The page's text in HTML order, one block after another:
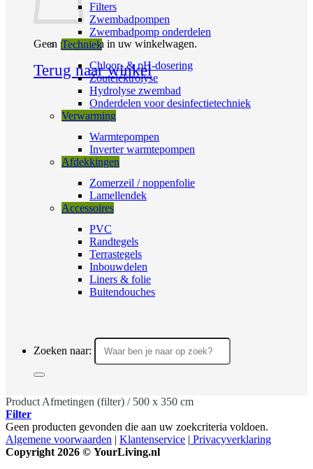
Geen producten in uw winkelwagen.
Terug naar winkel
Filters
Zwembadpompen
Zwembadpomp onderdelen
Techniek
Chloor- & pH-dosering
Zoutelektrolyse
Hydrolyse zwembad
Onderdelen voor desinfectietechniek
Verwarming
Warmtepompen
Inverter warmtepompen
Afdekkingen
Zomerzeil / noppenfolie
Lamellendek
Accessoires
PVC
Randtegels
Terrastegels
Inbouwdelen
Liners & folie
Buitendouches
Zoeken naar:
Product Afmetingen (filter) /500 x 350 cm
Filter
Geen producten gevonden die aan uw zoekcriteria voldoen.
Algemene voorwaarden | Klantenservice | Privacyverklaring
Copyright 2026 © YourLiving.nl